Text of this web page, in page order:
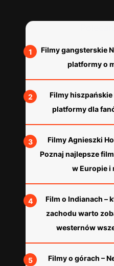
Filmy gangsterskie
platformy o
Filmy hiszpańskie
platformy dla
Filmy Agnieszki
Poznaj najlepsze
w Europie i
Film o Indianach –
zachodu warto
westernów
Filmy o górach –